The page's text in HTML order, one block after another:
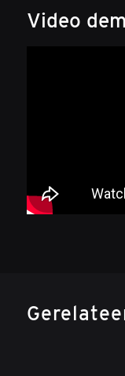
Video